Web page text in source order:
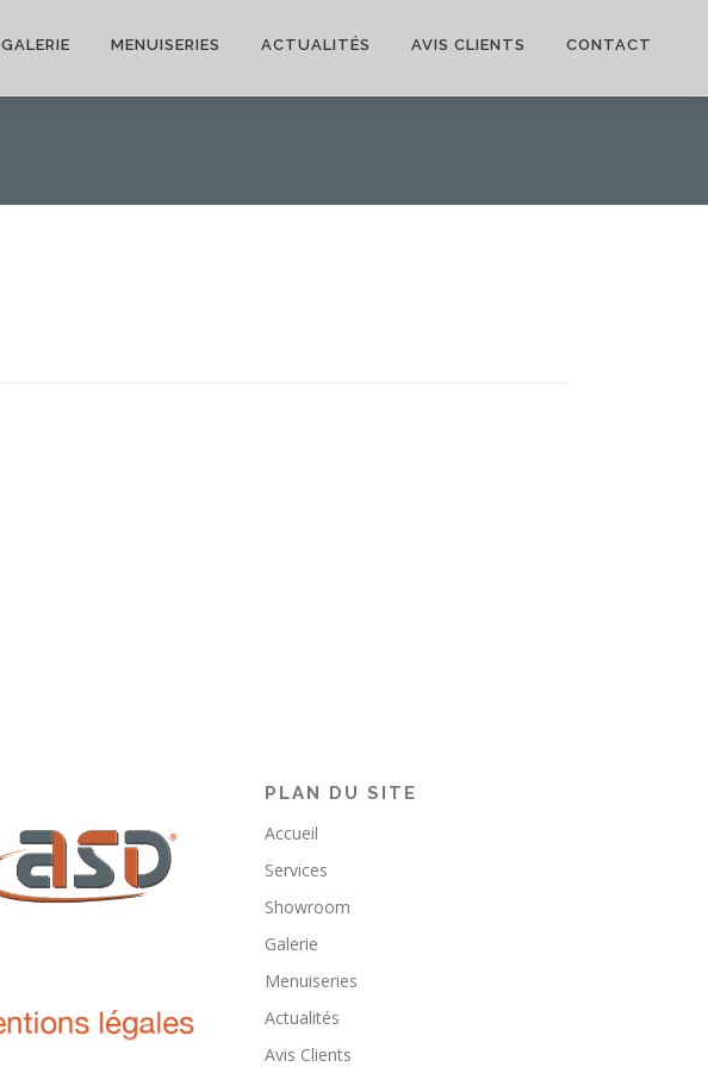
GALERIE MENUISERIES ACTUALITÉS AVIS CLIENTS CONTACT
PLAN DU SITE
Accueil
Services
Showroom
Galerie
Menuiseries
Actualités
Avis Clients